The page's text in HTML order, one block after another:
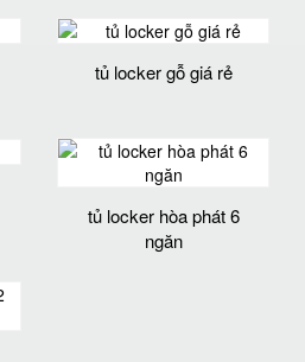
tủ locker gỗ giá rẻ
tủ locker hòa phát 6
ngăn